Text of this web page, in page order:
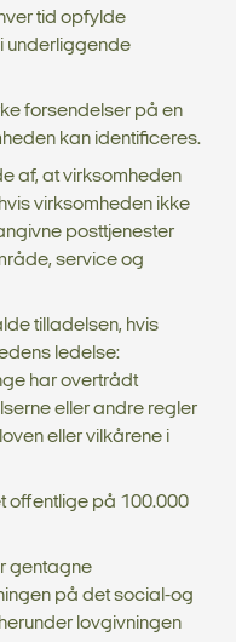
tid opfylde
underliggende
forsendelser på en
kan identificeres.
af, at virksomheden
virksomheden ikke
posttjenester
service og
tilladelsen, hvis
ledelse:
har overtrådt
eller andre regler
eller vilkårene i
offentlige på 100.000
gentagne
på det social-og
lovgivningen